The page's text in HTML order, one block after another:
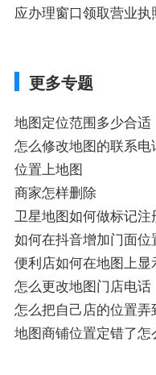
应办理窗口领取营业执
更多专题
地图定位范围多少合适
怎么修改地图的联系电
位置上地图
商家怎样删除
卫星地图如何做标记注
如何在抖音增加门面位
便利店如何在地图上显
册
怎么更改地图门店电话
怎么把自己店的位置弄
音上
地图商铺位置定错了怎